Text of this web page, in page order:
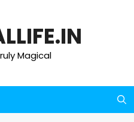
Magical